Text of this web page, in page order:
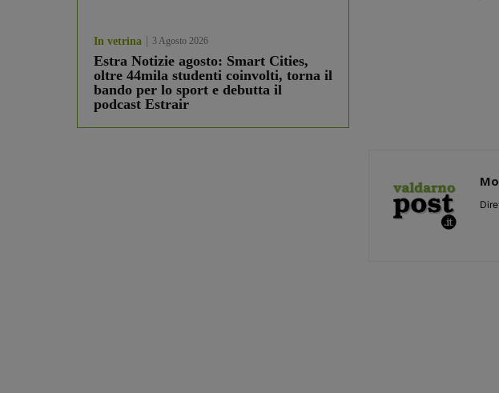
In vetrina 3 Agosto 2026
Estra Notizie agosto: Smart Cities,
oltre 44mila studenti coinvolti, torna il
bando per lo sport e debutta il
podcast Estrair